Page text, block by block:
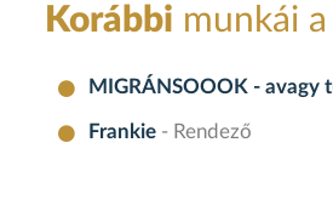
Korábbi munkái
MIGRÁNSOOOK - avagy
Frankie - Rendező